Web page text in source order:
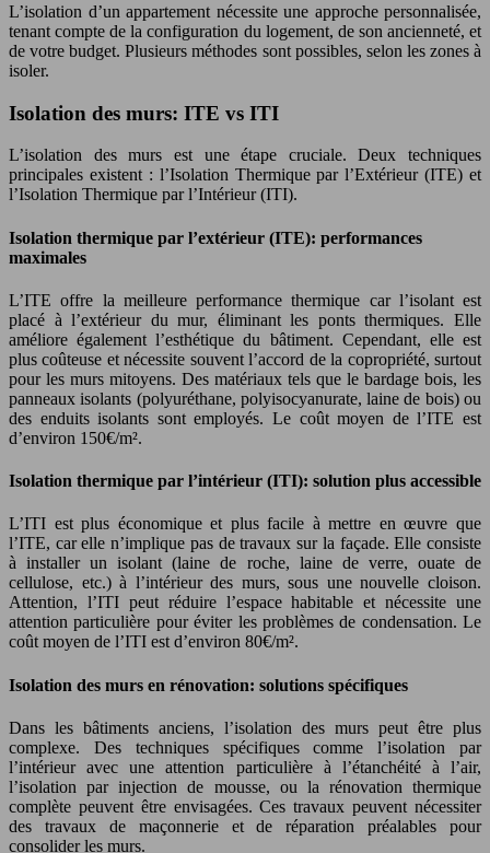
L’isolation d’un appartement nécessite une approche personnalisée,
tenant compte de la configuration du logement, de son ancienneté, et
de votre budget. Plusieurs méthodes sont possibles, selon les zones à
isoler.
Isolation des murs: ITE vs ITI
L’isolation des murs est une étape cruciale. Deux techniques
principales existent : l’Isolation Thermique par l’Extérieur (ITE) et
l’Isolation Thermique par l’Intérieur (ITI).
Isolation thermique par l’extérieur (ITE): performances
maximales
L’ITE offre la meilleure performance thermique car l’isolant est
placé à l’extérieur du mur, éliminant les ponts thermiques. Elle
améliore également l’esthétique du bâtiment. Cependant, elle est
plus coûteuse et nécessite souvent l’accord de la copropriété, surtout
pour les murs mitoyens. Des matériaux tels que le bardage bois, les
panneaux isolants (polyuréthane, polyisocyanurate, laine de bois) ou
des enduits isolants sont employés. Le coût moyen de l’ITE est
d’environ 150€/m².
Isolation thermique par l’intérieur (ITI): solution plus accessible
L’ITI est plus économique et plus facile à mettre en œuvre que
l’ITE, car elle n’implique pas de travaux sur la façade. Elle consiste
à installer un isolant (laine de roche, laine de verre, ouate de
cellulose, etc.) à l’intérieur des murs, sous une nouvelle cloison.
Attention, l’ITI peut réduire l’espace habitable et nécessite une
attention particulière pour éviter les problèmes de condensation. Le
coût moyen de l’ITI est d’environ 80€/m².
Isolation des murs en rénovation: solutions spécifiques
Dans les bâtiments anciens, l’isolation des murs peut être plus
complexe. Des techniques spécifiques comme l’isolation par
l’intérieur avec une attention particulière à l’étanchéité à l’air,
l’isolation par injection de mousse, ou la rénovation thermique
complète peuvent être envisagées. Ces travaux peuvent nécessiter
des travaux de maçonnerie et de réparation préalables pour
consolider les murs.